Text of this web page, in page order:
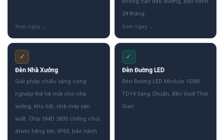
24 tháng.
✓
Đèn Nhà Xưởng
Giải pháp chiếu sáng công
nghiệp thế hệ mới cho nhà
xưởng, kho bãi, nhà máy sản
xuất. Chip SMD 2835 chống chói,
driver hãng lớn, IP65, bảo hành
✓
Đèn Đường LED
Đèn Đường LED Module 150W
TD14 Sáng Chuẩn, Bền Vượt Thời
Gian